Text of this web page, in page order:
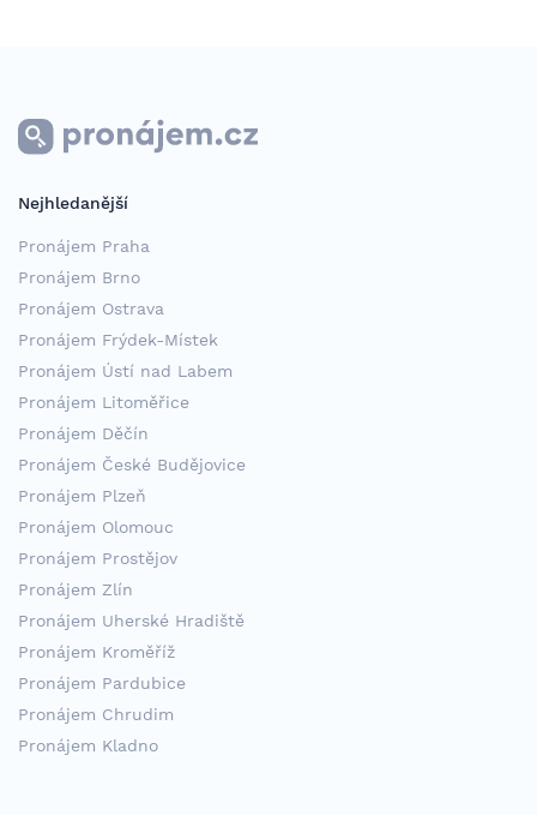
Nejhledanější
Pronájem Praha
Pronájem Brno
Pronájem Ostrava
Pronájem Frýdek-Místek
Pronájem Ústí nad Labem
Pronájem Litoměřice
Pronájem Děčín
Pronájem České Budějovice
Pronájem Plzeň
Pronájem Olomouc
Pronájem Prostějov
Pronájem Zlín
Pronájem Uherské Hradiště
Pronájem Kroměříž
Pronájem Pardubice
Pronájem Chrudim
Pronájem Kladno